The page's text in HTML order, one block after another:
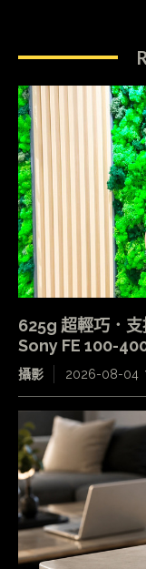
625g 超輕巧．
Sony FE 100-
攝影 2026-08-04